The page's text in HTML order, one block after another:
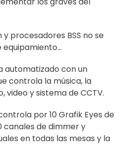
procesadores BSS no se
automatizado con un
controla la música, la
video y sistema de CCTV.
por 10 Grafik Eyes de
canales de dimmer y
en todas las mesas y la